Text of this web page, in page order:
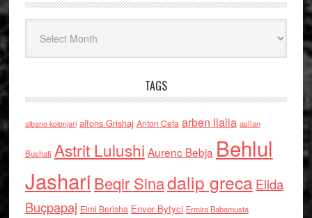
TAGS
albano kolonjari alfons Grishaj Anton Cefa arben llalla asllan
Bushati Astrit Lulushi Aurenc Bebja Behlul
Jashari Beqir Sinadalip grecaElida
Buçpapaj Elmi Berisha Enver Bytyci Ermira Babamusta